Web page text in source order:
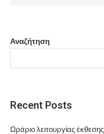
Αναζήτηση
Recent Posts
Ωράριο λειτουργίας